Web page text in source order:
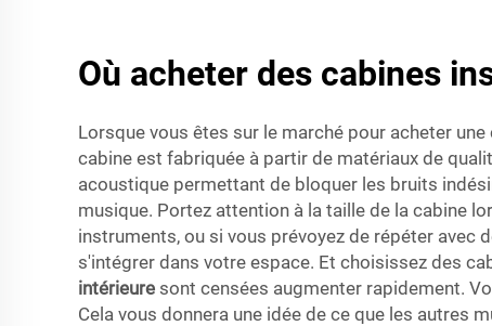
Où acheter des cabines
Lorsque vous êtes sur le marché pour acheter
cabine est fabriquée à partir de matériaux de
acoustique permettant de bloquer les bruits
musique. Portez attention à la taille de la cabine
instruments, ou si vous prévoyez de répéter
s'intégrer dans votre espace. Et choisissez des
intérieure sont censées augmenter rapidement.
Cela vous donnera une idée de ce que les autres